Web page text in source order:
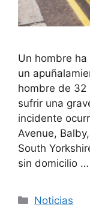
Un hombre
un
hombre de 32
sufrir una
incidente
Avenue,
South
sin domicilio …
Categorías
Noticias